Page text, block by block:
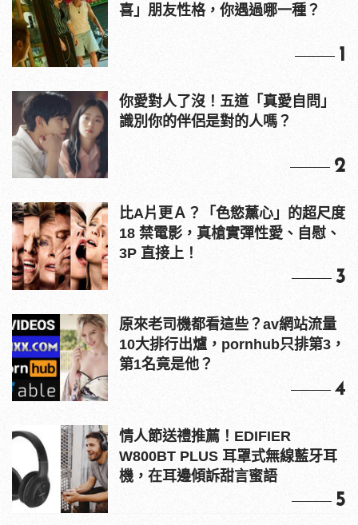
喜」朋友性格，你遇過哪一種？
1
你愛對人了沒！五道「真愛自問」
識別你的伴侶是對的人嗎？
2
比A片更Ａ？「色慾薰心」的超尺度
18 禁電影，真槍實彈性愛、自慰、
3P 直接上！
3
原來老司機都看這些？av網站流量
10大排行出爐，pornhub只排第3，
第1名竟是他？
4
情人節送禮推薦！EDIFIER
W800BT PLUS 耳罩式無線藍牙耳
機，在耳邊傾訴甜言蜜語
5